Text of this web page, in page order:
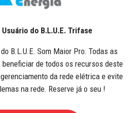
do B.L.U.E. Trifase
B.L.U.E. Som Maior Pro. Todas as
de todos os recursos deste
da rede elétrica e evite
na rede. Reserve já o seu !